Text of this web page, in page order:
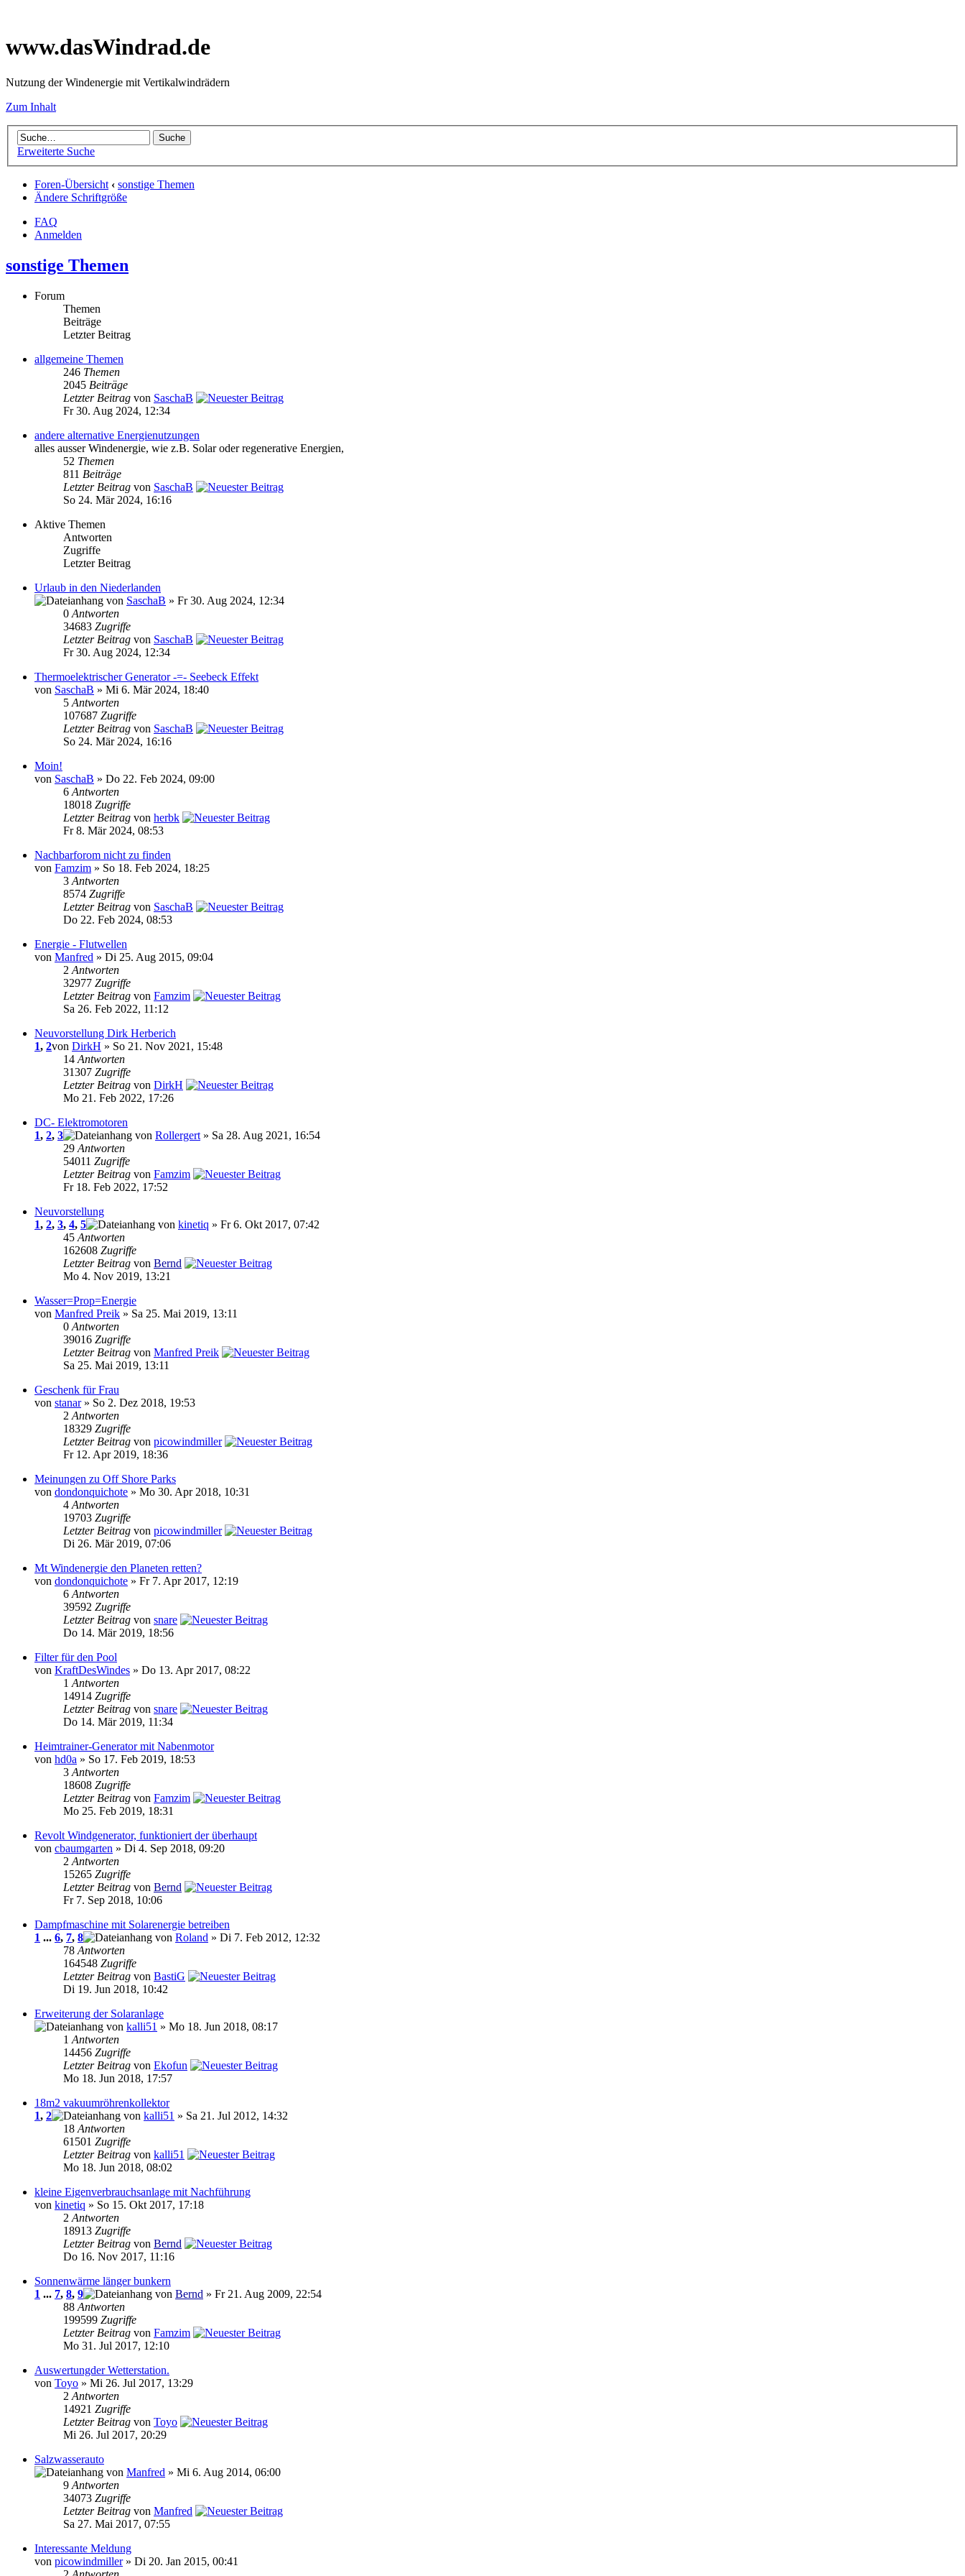
www.dasWindrad.de
Nutzung der Windenergie mit Vertikalwindrädern
Zum Inhalt
Erweiterte Suche
Foren-Übersicht ‹ sonstige Themen
Ändere Schriftgröße
FAQ
Anmelden
sonstige Themen
Forum
Themen
Beiträge
Letzter Beitrag
allgemeine Themen
246 Themen
2045 Beiträge
Letzter Beitrag von SaschaB
Fr 30. Aug 2024, 12:34
andere alternative Energienutzungen
alles ausser Windenergie, wie z.B. Solar oder regenerative Energien,
52 Themen
811 Beiträge
Letzter Beitrag von SaschaB
So 24. Mär 2024, 16:16
Aktive Themen
Antworten
Zugriffe
Letzter Beitrag
Urlaub in den Niederlanden
von SaschaB » Fr 30. Aug 2024, 12:34
0 Antworten
34683 Zugriffe
Letzter Beitrag von SaschaB
Fr 30. Aug 2024, 12:34
Thermoelektrischer Generator -=- Seebeck Effekt
von SaschaB » Mi 6. Mär 2024, 18:40
5 Antworten
107687 Zugriffe
Letzter Beitrag von SaschaB
So 24. Mär 2024, 16:16
Moin!
von SaschaB » Do 22. Feb 2024, 09:00
6 Antworten
18018 Zugriffe
Letzter Beitrag von herbk
Fr 8. Mär 2024, 08:53
Nachbarforom nicht zu finden
von Famzim » So 18. Feb 2024, 18:25
3 Antworten
8574 Zugriffe
Letzter Beitrag von SaschaB
Do 22. Feb 2024, 08:53
Energie - Flutwellen
von Manfred » Di 25. Aug 2015, 09:04
2 Antworten
32977 Zugriffe
Letzter Beitrag von Famzim
Sa 26. Feb 2022, 11:12
Neuvorstellung Dirk Herberich
1, 2von DirkH » So 21. Nov 2021, 15:48
14 Antworten
31307 Zugriffe
Letzter Beitrag von DirkH
Mo 21. Feb 2022, 17:26
DC- Elektromotoren
1, 2, 3 von Rollergert » Sa 28. Aug 2021, 16:54
29 Antworten
54011 Zugriffe
Letzter Beitrag von Famzim
Fr 18. Feb 2022, 17:52
Neuvorstellung
1, 2, 3, 4, 5 von kinetiq » Fr 6. Okt 2017, 07:42
45 Antworten
162608 Zugriffe
Letzter Beitrag von Bernd
Mo 4. Nov 2019, 13:21
Wasser=Prop=Energie
von Manfred Preik » Sa 25. Mai 2019, 13:11
0 Antworten
39016 Zugriffe
Letzter Beitrag von Manfred Preik
Sa 25. Mai 2019, 13:11
Geschenk für Frau
von stanar» So 2. Dez 2018, 19:53
2 Antworten
18329 Zugriffe
Letzter Beitrag von picowindmiller
Fr 12. Apr 2019, 18:36
Meinungen zu Off Shore Parks
von dondonquichote » Mo 30. Apr 2018, 10:31
4 Antworten
19703 Zugriffe
Letzter Beitrag von picowindmiller
Di 26. Mär 2019, 07:06
Mt Windenergie den Planeten retten?
von dondonquichote » Fr 7. Apr 2017, 12:19
6 Antworten
39592 Zugriffe
Letzter Beitrag von snare
Do 14. Mär 2019, 18:56
Filter für den Pool
von KraftDesWindes » Do 13. Apr 2017, 08:22
1 Antworten
14914 Zugriffe
Letzter Beitrag von snare
Do 14. Mär 2019, 11:34
Heimtrainer-Generator mit Nabenmotor
von hd0a » So 17. Feb 2019, 18:53
3 Antworten
18608 Zugriffe
Letzter Beitrag von Famzim
Mo 25. Feb 2019, 18:31
Revolt Windgenerator, funktioniert der überhaupt
von cbaumgarten » Di 4. Sep 2018, 09:20
2 Antworten
15265 Zugriffe
Letzter Beitrag von Bernd
Fr 7. Sep 2018, 10:06
Dampfmaschine mit Solarenergie betreiben
1 ... 6, 7, 8 von Roland » Di 7. Feb 2012, 12:32
78 Antworten
164548 Zugriffe
Letzter Beitrag von BastiG
Di 19. Jun 2018, 10:42
Erweiterung der Solaranlage
von kalli51 » Mo 18. Jun 2018, 08:17
1 Antworten
14456 Zugriffe
Letzter Beitrag von Ekofun
Mo 18. Jun 2018, 17:57
18m2 vakuumröhrenkollektor
1, 2 von kalli51 » Sa 21. Jul 2012, 14:32
18 Antworten
61501 Zugriffe
Letzter Beitrag von kalli51
Mo 18. Jun 2018, 08:02
kleine Eigenverbrauchsanlage mit Nachführung
von kinetiq » So 15. Okt 2017, 17:18
2 Antworten
18913 Zugriffe
Letzter Beitrag von Bernd
Do 16. Nov 2017, 11:16
Sonnenwärme länger bunkern
1 ... 7, 8, 9 von Bernd » Fr 21. Aug 2009, 22:54
88 Antworten
199599 Zugriffe
Letzter Beitrag von Famzim
Mo 31. Jul 2017, 12:10
Auswertungder Wetterstation.
von Toyo » Mi 26. Jul 2017, 13:29
2 Antworten
14921 Zugriffe
Letzter Beitrag von Toyo
Mi 26. Jul 2017, 20:29
Salzwasserauto
von Manfred » Mi 6. Aug 2014, 06:00
9 Antworten
34073 Zugriffe
Letzter Beitrag von Manfred
Sa 27. Mai 2017, 07:55
Interessante Meldung
von picowindmiller» Di 20. Jan 2015, 00:41